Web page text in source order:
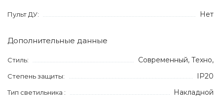
Пульт ДУ: Нет
Дополнительные данные
Стиль: Современный, Техно,
Степень защиты: IP20
Тип светильника : Накладной